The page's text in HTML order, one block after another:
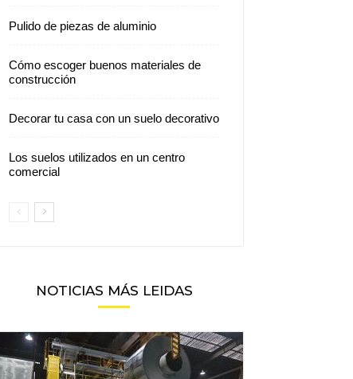
Pulido de piezas de aluminio
Cómo escoger buenos materiales de
construcción
Decorar tu casa con un suelo decorativo
Los suelos utilizados en un centro
comercial
NOTICIAS MÁS LEIDAS